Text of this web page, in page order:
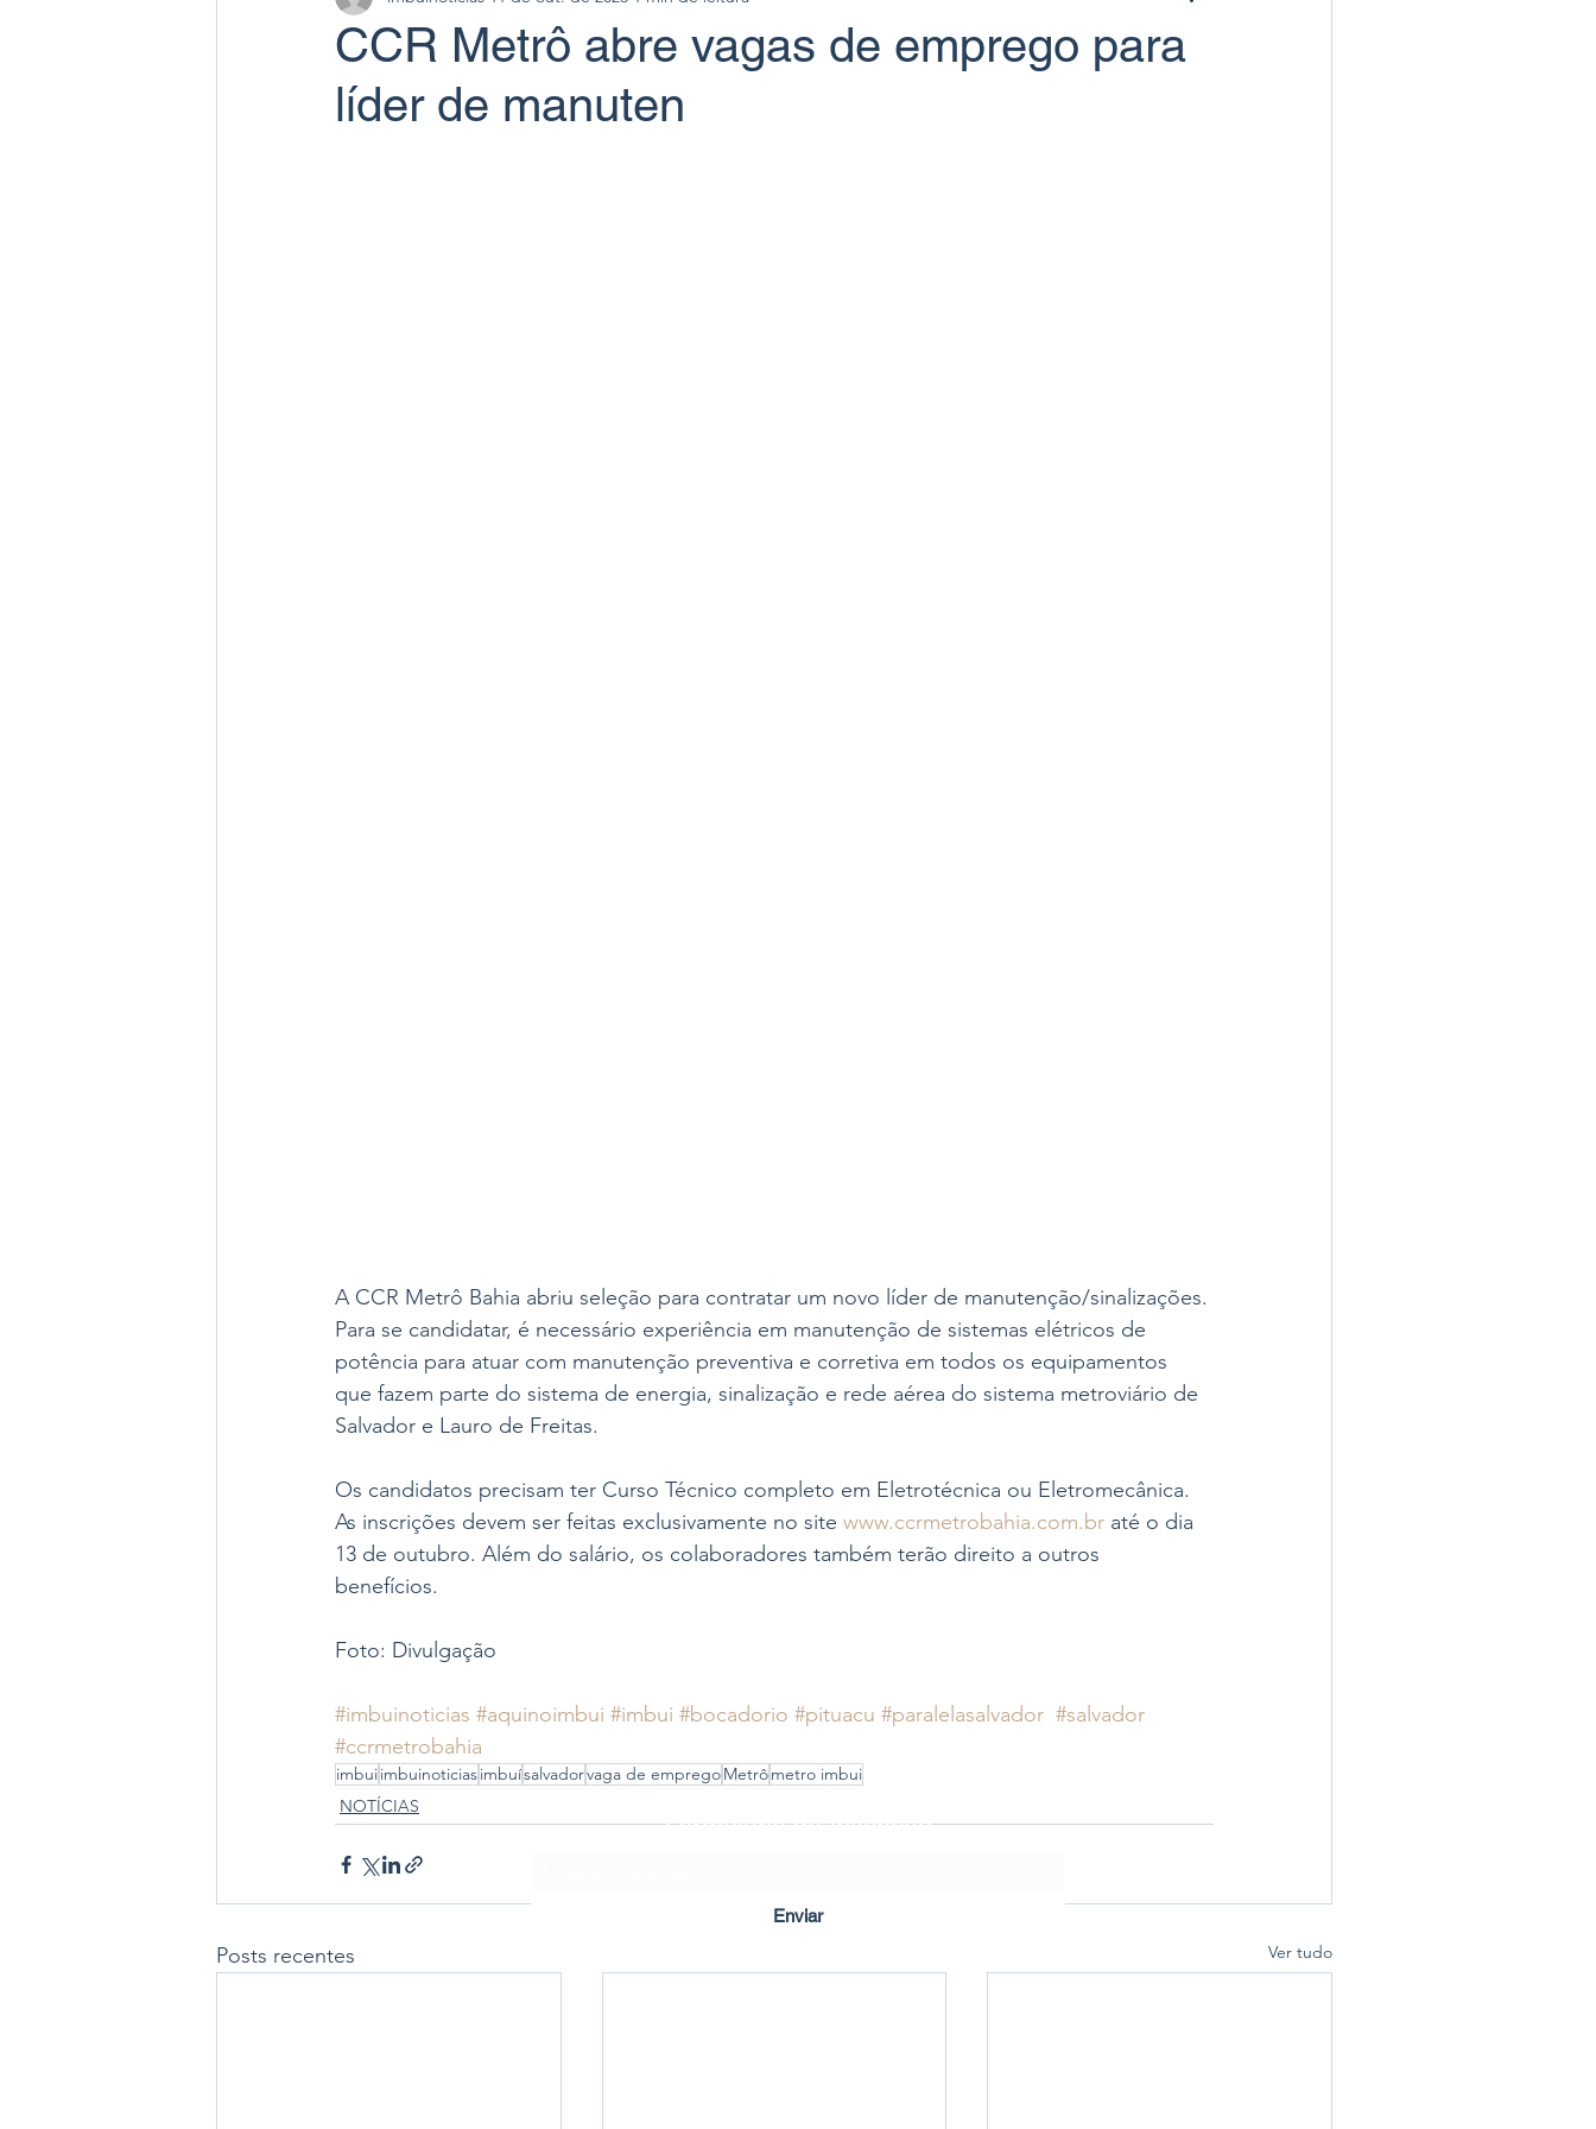
CCR Metrô abre vagas de emprego para
líder de manuten
A CCR Metrô Bahia abriu seleção para contratar um novo líder de manutenção/sinalizações.
Para se candidatar, é necessário experiência em manutenção de sistemas elétricos de
potência para atuar com manutenção preventiva e corretiva em todos os equipamentos
que fazem parte do sistema de energia, sinalização e rede aérea do sistema metroviário de
Salvador e Lauro de Freitas.
Os candidatos precisam ter Curso Técnico completo em Eletrotécnica ou Eletromecânica.
As inscrições devem ser feitas exclusivamente no site www.ccrmetrobahia.com.br até o dia
13 de outubro. Além do salário, os colaboradores também terão direito a outros
benefícios.
Foto: Divulgação
#imbuinoticias #aquinoimbui #imbui #bocadorio #pituacu #paralelasalvador #salvador
#ccrmetrobahia
imbuiimbuinoticiasimbuísalvadorvaga de empregoMetrômetro imbui
NOTÍCIAS
Posts recentes Ver tudo
Formulário de Inscrição
Enviar